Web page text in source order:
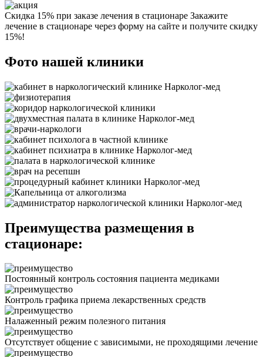
Скидка 15% при заказе лечения в стационаре Закажите
лечение в стационаре через форму на сайте и получите скидку
15%!
Фото нашей клиники
Преимущества размещения в
стационаре:
Постоянный контроль состояния пациента медиками
Контроль графика приема лекарственных средств
Налаженный режим полезного питания
Отсутствует общение с зависимыми, не проходящими лечение